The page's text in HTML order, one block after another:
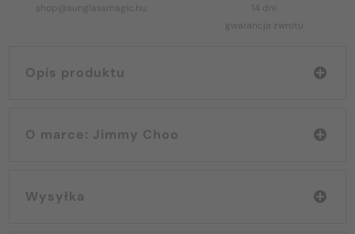
shop@sunglassmagic.hu
14 dni
gwarancja zwrotu
Opis produktu
O marce: Jimmy Choo
Wysyłka